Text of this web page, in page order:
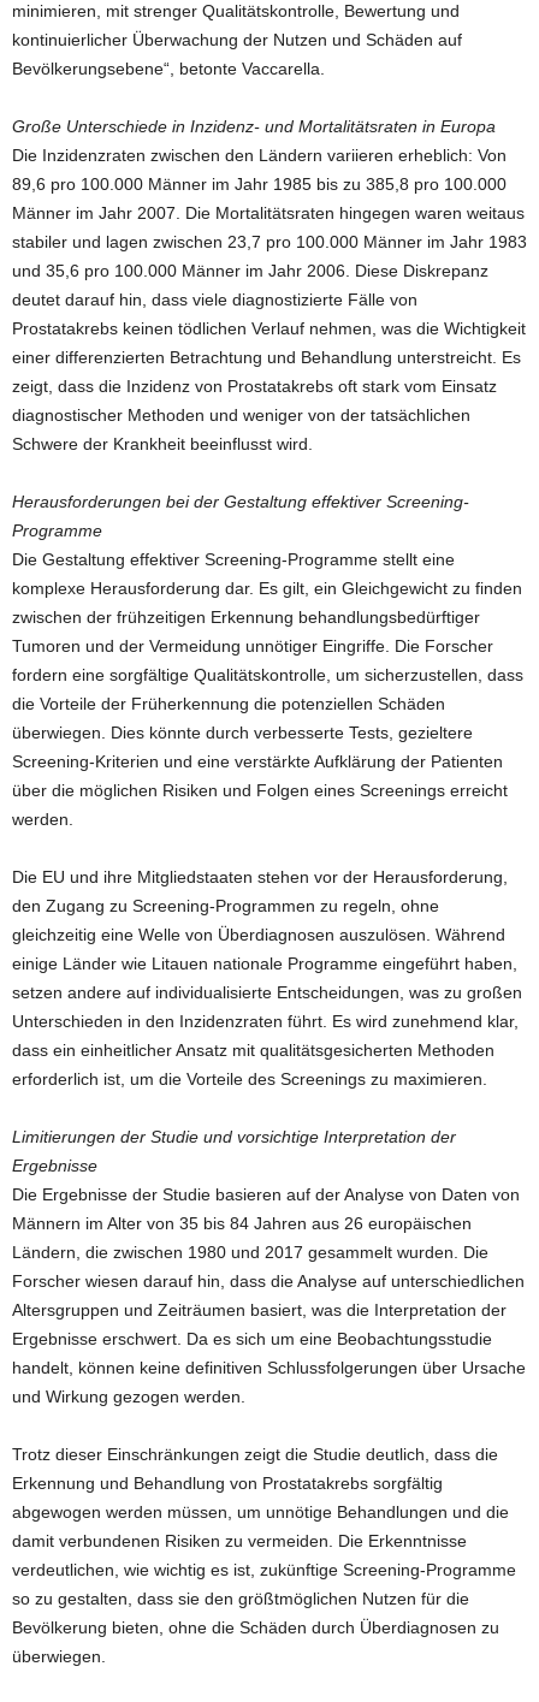
minimieren, mit strenger Qualitätskontrolle, Bewertung und
kontinuierlicher Überwachung der Nutzen und Schäden auf
Bevölkerungsebene“, betonte Vaccarella.
Große Unterschiede in Inzidenz- und Mortalitätsraten in Europa
Die Inzidenzraten zwischen den Ländern variieren erheblich: Von
89,6 pro 100.000 Männer im Jahr 1985 bis zu 385,8 pro 100.000
Männer im Jahr 2007. Die Mortalitätsraten hingegen waren weitaus
stabiler und lagen zwischen 23,7 pro 100.000 Männer im Jahr 1983
und 35,6 pro 100.000 Männer im Jahr 2006. Diese Diskrepanz
deutet darauf hin, dass viele diagnostizierte Fälle von
Prostatakrebs keinen tödlichen Verlauf nehmen, was die Wichtigkeit
einer differenzierten Betrachtung und Behandlung unterstreicht. Es
zeigt, dass die Inzidenz von Prostatakrebs oft stark vom Einsatz
diagnostischer Methoden und weniger von der tatsächlichen
Schwere der Krankheit beeinflusst wird.
Herausforderungen bei der Gestaltung effektiver Screening-
Programme
Die Gestaltung effektiver Screening-Programme stellt eine
komplexe Herausforderung dar. Es gilt, ein Gleichgewicht zu finden
zwischen der frühzeitigen Erkennung behandlungsbedürftiger
Tumoren und der Vermeidung unnötiger Eingriffe. Die Forscher
fordern eine sorgfältige Qualitätskontrolle, um sicherzustellen, dass
die Vorteile der Früherkennung die potenziellen Schäden
überwiegen. Dies könnte durch verbesserte Tests, gezieltere
Screening-Kriterien und eine verstärkte Aufklärung der Patienten
über die möglichen Risiken und Folgen eines Screenings erreicht
werden.
Die EU und ihre Mitgliedstaaten stehen vor der Herausforderung,
den Zugang zu Screening-Programmen zu regeln, ohne
gleichzeitig eine Welle von Überdiagnosen auszulösen. Während
einige Länder wie Litauen nationale Programme eingeführt haben,
setzen andere auf individualisierte Entscheidungen, was zu großen
Unterschieden in den Inzidenzraten führt. Es wird zunehmend klar,
dass ein einheitlicher Ansatz mit qualitätsgesicherten Methoden
erforderlich ist, um die Vorteile des Screenings zu maximieren.
Limitierungen der Studie und vorsichtige Interpretation der
Ergebnisse
Die Ergebnisse der Studie basieren auf der Analyse von Daten von
Männern im Alter von 35 bis 84 Jahren aus 26 europäischen
Ländern, die zwischen 1980 und 2017 gesammelt wurden. Die
Forscher wiesen darauf hin, dass die Analyse auf unterschiedlichen
Altersgruppen und Zeiträumen basiert, was die Interpretation der
Ergebnisse erschwert. Da es sich um eine Beobachtungsstudie
handelt, können keine definitiven Schlussfolgerungen über Ursache
und Wirkung gezogen werden.
Trotz dieser Einschränkungen zeigt die Studie deutlich, dass die
Erkennung und Behandlung von Prostatakrebs sorgfältig
abgewogen werden müssen, um unnötige Behandlungen und die
damit verbundenen Risiken zu vermeiden. Die Erkenntnisse
verdeutlichen, wie wichtig es ist, zukünftige Screening-Programme
so zu gestalten, dass sie den größtmöglichen Nutzen für die
Bevölkerung bieten, ohne die Schäden durch Überdiagnosen zu
überwiegen.